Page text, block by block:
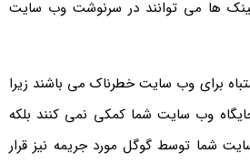
ها می توانند در سرنوشت وب سایت
برای وب سایت خطرناک می باشند زیرا
وب سایت شما کمکی نمی کنند بلکه
شما توسط گوگل مورد جریمه نیز قرار